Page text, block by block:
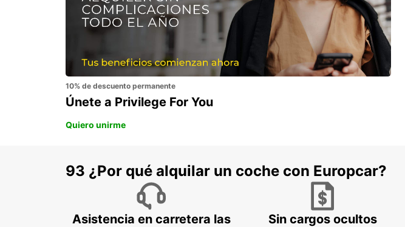
10% de descuento permanente
Únete a Privilege For You
Quiero unirme
93 ¿Por qué alquilar un coche con Europcar?
Asistencia en carretera las
Sin cargos ocultos